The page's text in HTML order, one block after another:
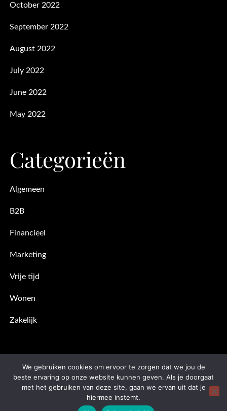
October 2022
September 2022
August 2022
July 2022
June 2022
May 2022
Categorieën
Algemeen
B2B
Financieel
Marketing
Vrije tijd
Wonen
Zakelijk
microbizz.nl| Theme: Moral Magazine By
We gebruiken cookies om ervoor te zorgen dat we jou de
beste ervaring op onze website kunnen geven. Als je doorgaat
met het gebruiken van deze site, gaan we ervan uit dat je
hiermee instemt.